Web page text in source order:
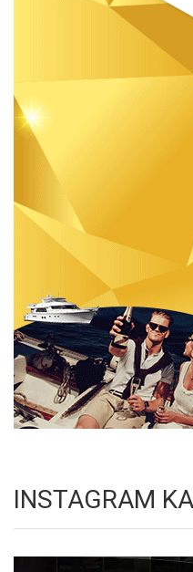
INSTAGRAM